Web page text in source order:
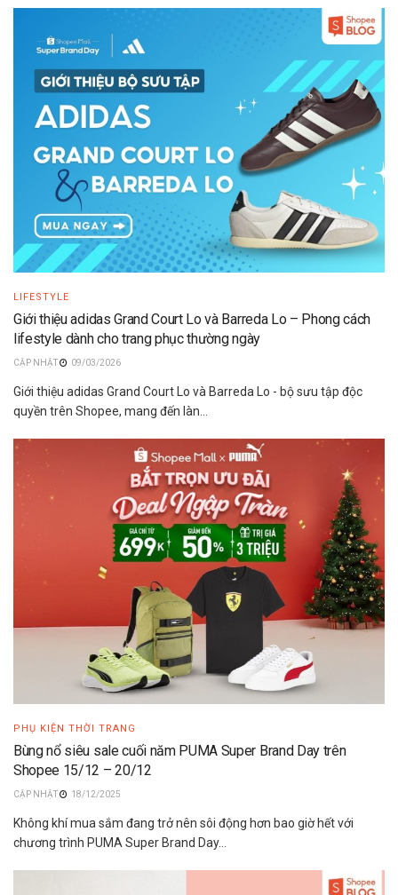
LIFESTYLE
Giới thiệu adidas Grand Court Lo và Barreda Lo – Phong cách
lifestyle dành cho trang phục thường ngày
09/03/2026
Giới thiệu adidas Grand Court Lo và Barreda Lo - bộ sưu tập độc
quyền trên Shopee, mang đến làn...
PHỤ KIỆN THỜI TRANG
Bùng nổ siêu sale cuối năm PUMA Super Brand Day trên
Shopee 15/12 – 20/12
18/12/2025
Không khí mua sắm đang trở nên sôi động hơn bao giờ hết với
chương trình PUMA Super Brand Day...